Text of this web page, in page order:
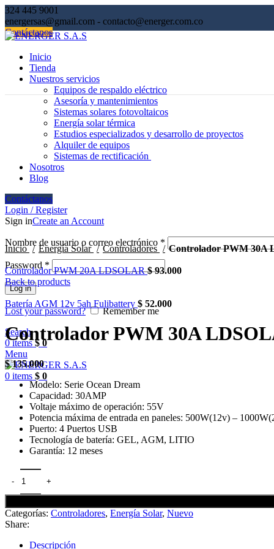
324 445 9001
energersas@gmail.com - contacto@energer.com.co
Contáctanos
Inicio
Tienda
Nuestros servicios
Equipos de respaldo eléctrico
Asesoría y mantenimientos
Sistemas solares fotovoltaicos​
Energía solar térmica​
Estudios especializados y desarrollo de proyectos
Alquiler de equipos
Sistemas de rectificación ​​
Nosotros
Blog
Contáctanos
Login / Register
Sign inCreate an Account
Nombre de usuario o correo electrónico *
Password *
Log in
Lost your password?
Remember me
Search
0items $0
Menu
0 items $ 0
Click to enlarge
Inicio Energía Solar Controladores Controlador PWM 30A
Controlador PWM 20A LDSOLAR$93.000
Back to products
Batería AGM 12v 5ah Fulibattery $ 52.000
Controlador PWM 30A
$135.000
Modelo: Serie Ocean Dream
Capacidad: 30AMP
Voltaje máximo de operación: 55V
Potencia máxima de entrada en paneles: 500W(12v) –
Puerto: 4 Puertos USB
Tecnología de batería: GEL, AGM, LITIO
Garantía: 12 meses
Categorías: Controladores, Energía Solar, Nuevo
Share:
Descripción